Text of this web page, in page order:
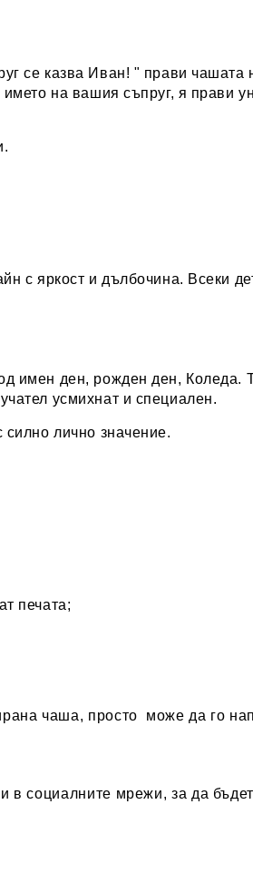
се казва Иван! " прави чашата
на вашия съпруг, я прави
с яркост и дълбочина. Всеки
имен ден, рожден ден,
усмихнат и специален.
лично значение.
печата;
чаша, просто може да го
в социалните мрежи, за да